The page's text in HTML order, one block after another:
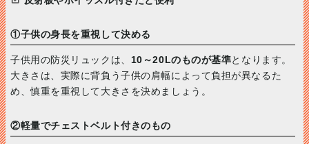
①子供の身長を重視して決める
子供用の防災リュックは、 10～20Lのものが基準となります。
大きさは、実際に背負う子供の肩幅によって負担が異なるた
め、慎重を重視して大きさを決めましょう。
②軽量でチェストベルト付きのもの